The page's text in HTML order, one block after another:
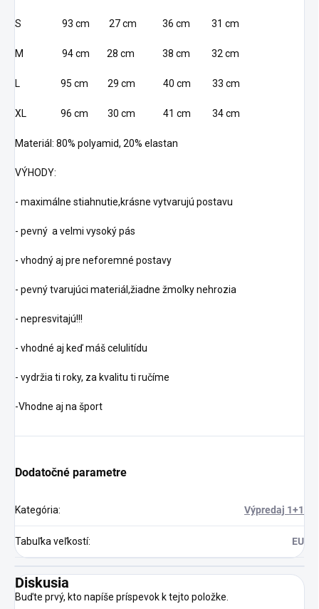
S 93 cm 27 cm 36 cm 31 cm
M 94 cm 28 cm 38 cm 32 cm
L 95 cm 29 cm 40 cm 33 cm
XL 96 cm 30 cm 41 cm 34 cm
Materiál: 80% polyamid, 20% elastan
VÝHODY:
- maximálne stiahnutie,krásne vytvarujú postavu
- pevný a velmi vysoký pás
- vhodný aj pre neforemné postavy
- pevný tvarujúci materiál,žiadne žmolky nehrozia
- nepresvitajú!!!
- vhodné aj keď máš celulitídu
- vydržia ti roky, za kvalitu ti ručíme
-Vhodne aj na šport
Dodatočné parametre
Kategória: Výpredaj 1+1
Tabuľka veľkostí: EU
Diskusia
Buďte prvý, kto napíše príspevok k tejto položke.